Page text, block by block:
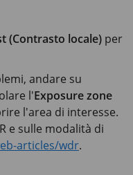
(Contrasto locale) per
andare su
l'Exposure zone
l'area di interesse.
e sulle modalità di
articles/wdr.